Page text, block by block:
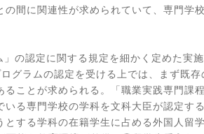
間に関連性が求められていて、専門学
の認定に関する規定を細かく定めた実
グラムの認定を受ける上では、まず既存
ことが求められる。「職業実践専門課
る専門学校の学科を文科大臣が認定す
する学科の在籍学生に占める外国人留